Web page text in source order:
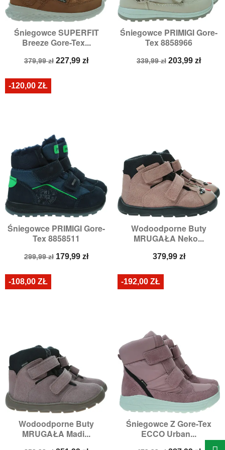
Śniegowce SUPERFIT
Breeze Gore-Tex...
Cena
379,99 zł Cena
227,99 zł
Śniegowce PRIMIGI Gore-
Tex 8858966
Cena
339,99 zł Cena
203,99 zł
Śniegowce PRIMIGI Gore-
Tex 8858511
Cena
299,99 zł Cena
179,99 zł
-120,00 ZŁ
Wodoodporne Buty
MRUGAŁA Neko...
Cena
379,99 zł
Wodoodporne Buty
MRUGAŁA Madi...
-108,00 ZŁ
Śniegowce Z Gore-Tex
ECCO Urban...
-192,00 ZŁ